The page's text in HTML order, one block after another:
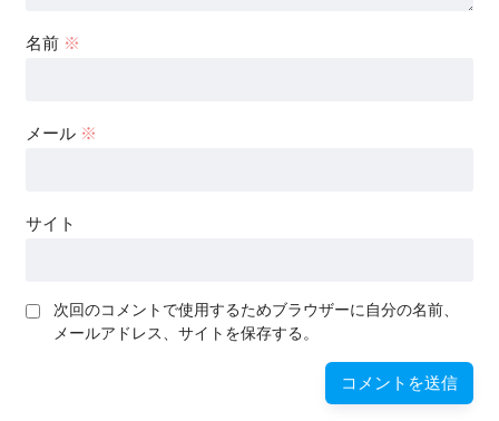
名前 ※
メール ※
サイト
次回のコメントで使用するためブラウザーに自分の名前、
メールアドレス、サイトを保存する。